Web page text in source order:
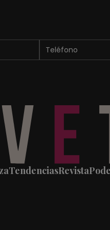
TendenciasRevista